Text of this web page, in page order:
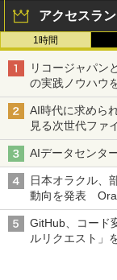
アクセスラ
1時間
リコージャパン
の実践ノウハウ
AI時代に求めら
見る次世代ファ
AIデータセンタ
日本オラクル、
動向を発表
加速
GitHub、コード
ルリクエスト」